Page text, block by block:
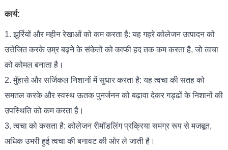
कार्य:
1. झुर्रियों और महीन रेखाओं को कम करता है: यह गहरे कोलेजन उत्पादन को
उत्तेजित करके उम्र बढ़ने के संकेतों को काफी हद तक कम करता है, जो त्वचा
को कोमल बनाता है।
2. मुँहासे और सर्जिकल निशानों में सुधार करता है: यह त्वचा की सतह को
समतल करके और स्वस्थ ऊतक पुनर्जनन को बढ़ावा देकर गड्ढों के निशानों की
उपस्थिति को कम करता है।
3. त्वचा को कसता है: कोलेजन रीमॉडलिंग प्रक्रिया समग्र रूप से मजबूत,
अधिक उभरी हुई त्वचा की बनावट की ओर ले जाती है।